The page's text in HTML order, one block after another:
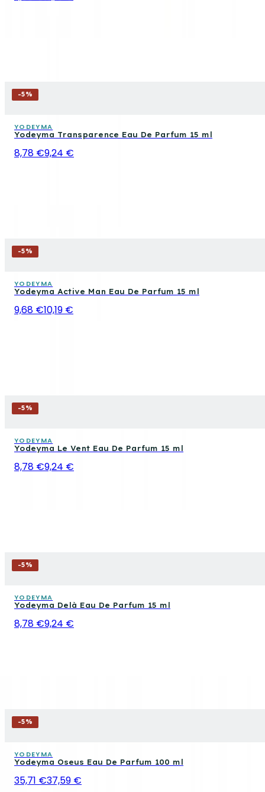
-5%
YODEYMA
Yodeyma Transparence Eau De Parfum 15 ml
8,78 €9,24 €
-5%
YODEYMA
Yodeyma Active Man Eau De Parfum 15 ml
9,68 €10,19 €
-5%
YODEYMA
Yodeyma Le Vent Eau De Parfum 15 ml
8,78 €9,24 €
-5%
YODEYMA
Yodeyma Delà Eau De Parfum 15 ml
8,78 €9,24 €
-5%
YODEYMA
Yodeyma Oseus Eau De Parfum 100 ml
35,71 €37,59 €